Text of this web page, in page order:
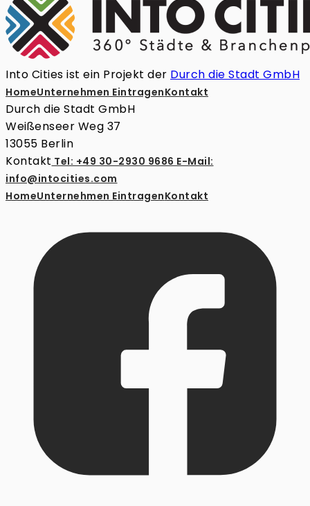
Into Cities ist ein Projekt der Durch die Stadt GmbH
HomeUnternehmen EintragenKontakt
Durch die Stadt GmbH
Weißenseer Weg 37
13055 Berlin
Kontakt Tel: +49 30-2930 9686 E-Mail:
info@intocities.com
HomeUnternehmen EintragenKontakt